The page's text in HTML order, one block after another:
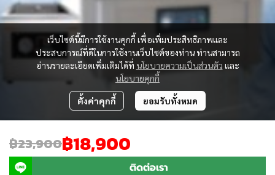
฿23,900฿18,900
ติดต่อเรา
เว็บไซต์นี้มีการใช้งานคุกกี้ เพื่อเพิ่มประสิทธิภาพและ
ประสบการณ์ที่ดีในการใช้งานเว็บไซต์ของท่าน ท่านสามารถ
อ่านรายละเอียดเพิ่มเติมได้ที่ นโยบายความเป็นส่วนตัว และ
นโยบายคุกกี้
ตั้งค่าคุกกี้ ยอมรับทั้งหมด
Copyright | All Rights Reserved | Powered by Hualianesan